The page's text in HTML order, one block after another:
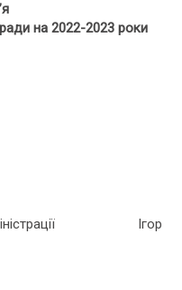
на 2022-2023 роки
Ігор